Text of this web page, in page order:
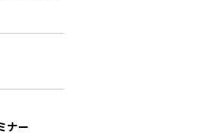
ナー